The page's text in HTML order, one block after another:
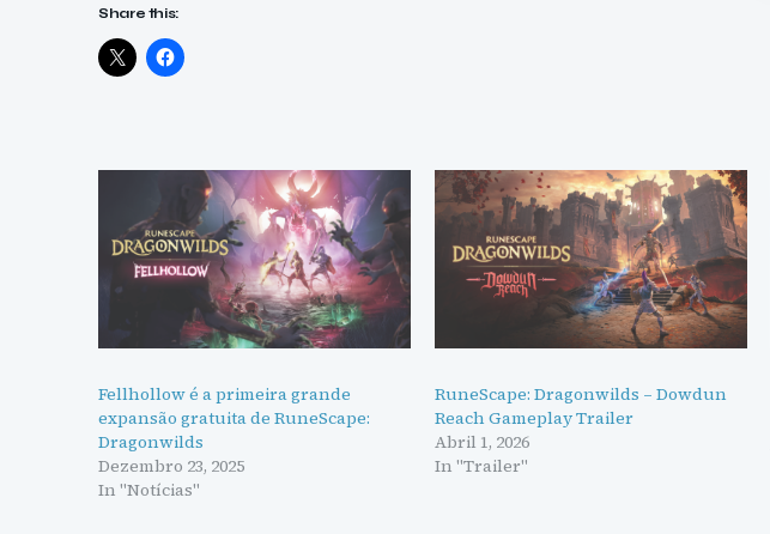
Share this:
Fellhollow é a primeira grande
expansão gratuita de RuneScape:
Dragonwilds
Dezembro 23, 2025
In "Notícias"
RuneScape: Dragonwilds – Dowdun
Reach Gameplay Trailer
Abril 1, 2026
In "Trailer"